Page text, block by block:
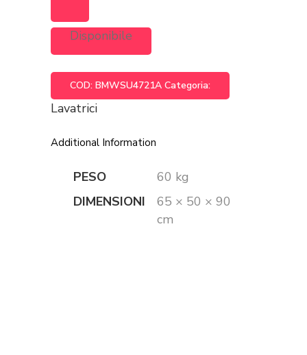
Disponibile
COD: BMWSU4721A Categoria:
Lavatrici
Additional Information
PESO
60 kg
DIMENSIONI
65 × 50 × 90
cm